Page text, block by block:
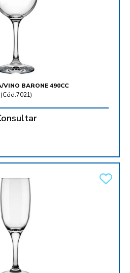
VINO BARONE 490CC
(Cód.7021)